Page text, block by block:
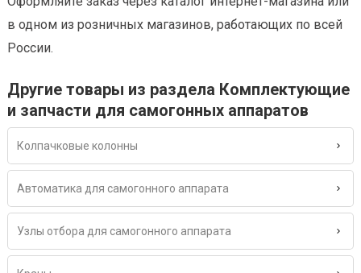
в одном из розничных магазинов, работающих по всей
России.
Другие товары из раздела Комплектующие
и запчасти для самогонных аппаратов
Колпачковые колонны
Автоматика для самогонного аппарата
Узлы отбора для самогонного аппарата